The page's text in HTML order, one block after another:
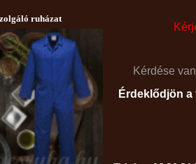
Kérdése
Érdeklődjön
ruházat